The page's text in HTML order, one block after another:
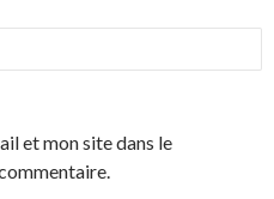
et mon site dans le